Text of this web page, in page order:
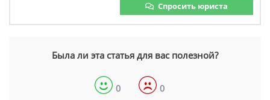
Спросить юриста
Была ли эта статья для вас полезной?
0 0